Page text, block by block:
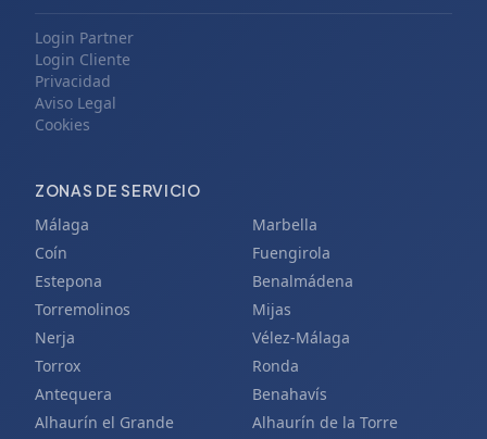
Login Partner
Login Cliente
Privacidad
Aviso Legal
Cookies
ZONAS DE SERVICIO
Málaga
Marbella
Coín
Fuengirola
Estepona
Benalmádena
Torremolinos
Mijas
Nerja
Vélez-Málaga
Torrox
Ronda
Antequera
Benahavís
Alhaurín el Grande
Alhaurín de la Torre